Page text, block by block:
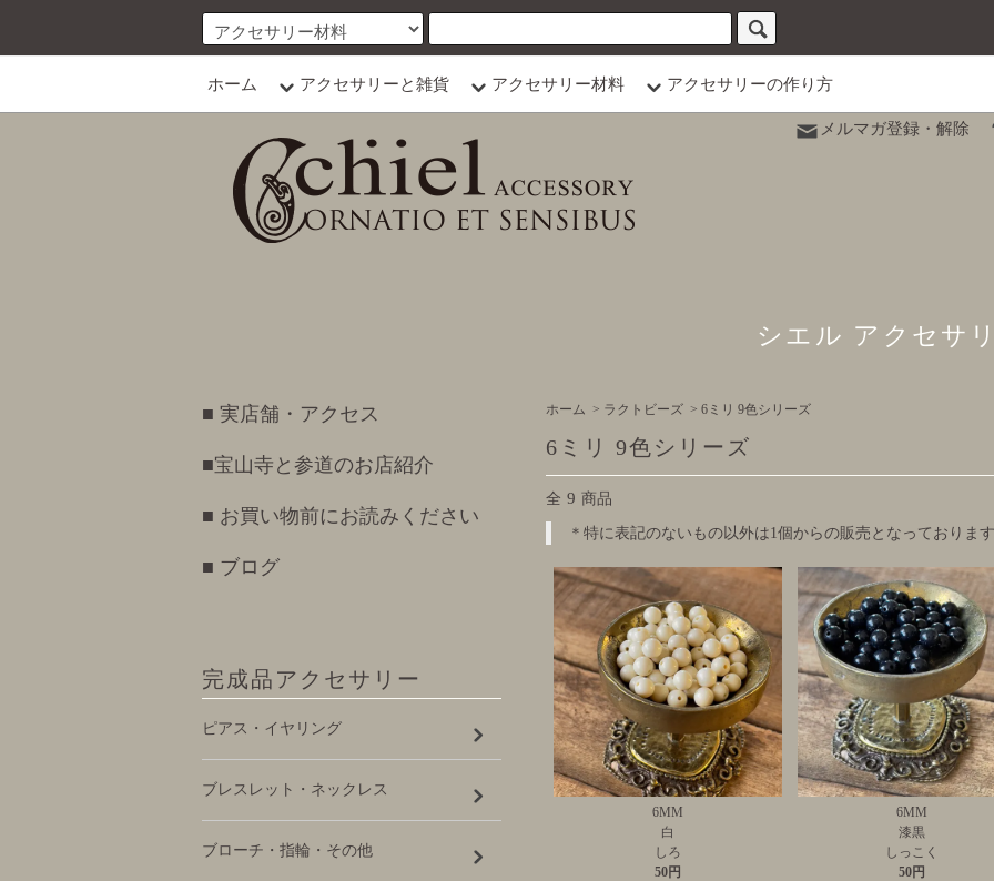
ホーム アクセサリーと雑貨 アクセサリー材料 アクセサリーの作り方
メルマガ登録・解除
シエル アクセサ
ホーム > ラクトビーズ > 6ミリ 9色シリーズ
6ミリ 9色シリーズ
全 9 商品
＊特に表記のないもの以外は1個からの販売となっております
6MM
白
しろ
50円
6MM
漆黒
しっこく
50円
■ 実店舗・アクセス
■宝山寺と参道のお店紹介
■ お買い物前にお読みください
■ ブログ
完成品アクセサリー
ピアス・イヤリング
ブレスレット・ネックレス
ブローチ・指輪・その他